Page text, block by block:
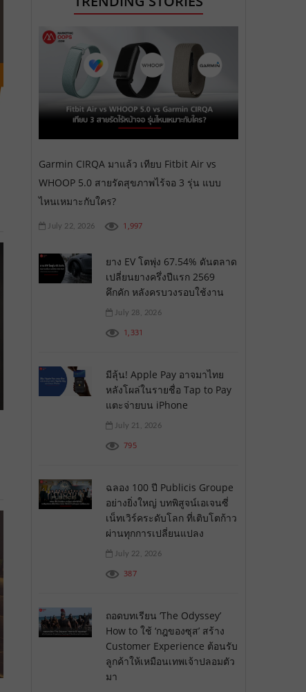
Garmin CIRQA มาแล้ว เทียบ Fitbit Air vs
WHOOP 5.0 สายรัดสุขภาพไร้จอ 3 รุ่น แบบ
ไหนเหมาะกับใคร?
July 22, 2026 1,997
ยาง EV โตพุ่ง 67.54% ดันตลาด
เปลี่ยนยางครึ่งปีแรก 2569
คึกคัก หลังครบวงรอบใช้งาน
July 28, 2026
1,331
มีลุ้น! Apple Pay อาจมาไทย
หลังโผล่ในรายชื่อ Tap to Pay
แตะจ่ายบน iPhone
July 21, 2026
795
ฉลอง 100 ปี Publicis Groupe
อย่างยิ่งใหญ่ บทพิสูจน์เอเจนซี่
เน็ทเวิร์คระดับโลก ที่เติบโตก้าว
ผ่านทุกการเปลี่ยนแปลง
July 22, 2026
387
ถอดบทเรียน ‘The Odyssey’
How to ใช้ ‘กฎของซุส’ สร้าง
Customer Experience ต้อนรับ
ลูกค้าให้เหมือนเทพเจ้าปลอมตัว
มา